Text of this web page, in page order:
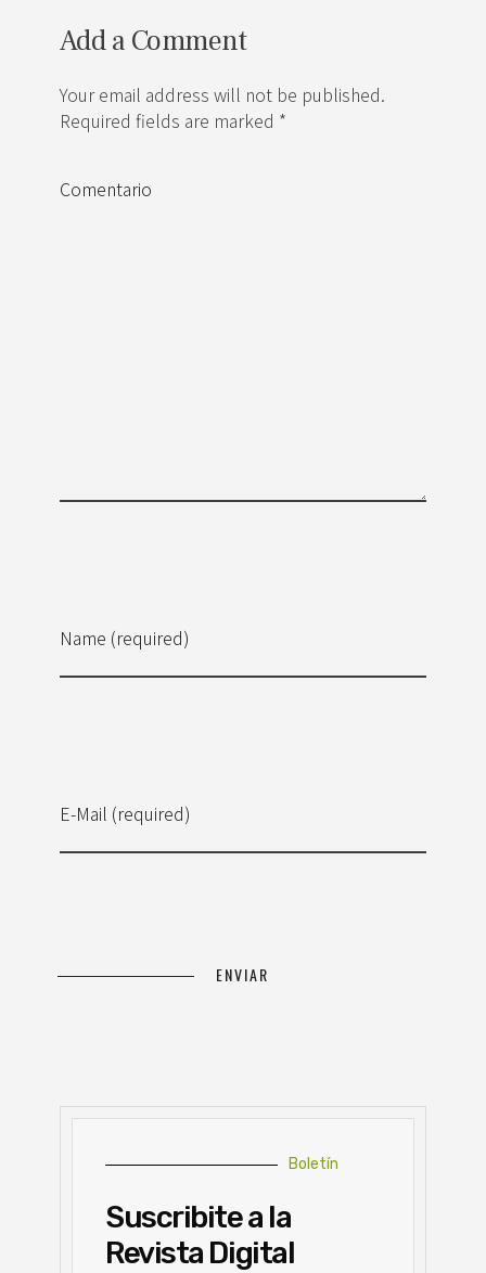
Add a Comment
Your email address will not be published.
Required fields are marked *
Name (required)
E-Mail (required)
Comentario
Boletín
Suscribite a la
Revista Digital